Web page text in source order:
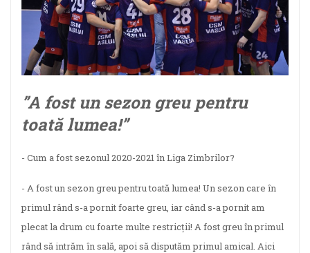
”A fost un sezon greu pentru
toată lumea!”
- Cum a fost sezonul 2020-2021 în Liga Zimbrilor?
- A fost un sezon greu pentru toată lumea! Un sezon care în
primul rând s-a pornit foarte greu, iar când s-a pornit am
plecat la drum cu foarte multe restricții! A fost greu în primul
rând să intrăm în sală, apoi să disputăm primul amical. Aici